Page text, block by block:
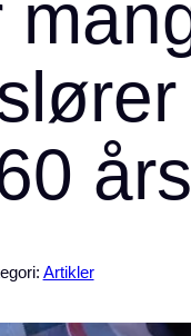
Artikler